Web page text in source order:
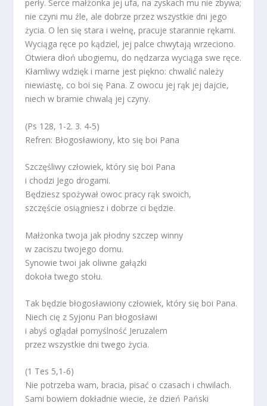
perły. Serce małżonka jej ufa, na zyskach mu nie zbywa;
nie czyni mu źle, ale dobrze przez wszystkie dni jego
życia. O len się stara i wełnę, pracuje starannie rękami.
Wyciąga ręce po kądziel, jej palce chwytają wrzeciono.
Otwiera dłoń ubogiemu, do nędzarza wyciąga swe ręce.
Kłamliwy wdzięk i marne jest piękno: chwalić należy
niewiastę, co boi się Pana. Z owocu jej rąk jej dajcie,
niech w bramie chwalą jej czyny.
(Ps 128, 1-2. 3. 4-5)
Refren: Błogosławiony, kto się boi Pana
Szczęśliwy człowiek, który się boi Pana
i chodzi Jego drogami.
Będziesz spożywał owoc pracy rąk swoich,
szczęście osiągniesz i dobrze ci będzie.
Małżonka twoja jak płodny szczep winny
w zaciszu twojego domu.
Synowie twoi jak oliwne gałązki
dokoła twego stołu.
Tak będzie błogosławiony człowiek, który się boi Pana.
Niech cię z Syjonu Pan błogosławi
i abyś oglądał pomyślność Jeruzalem
przez wszystkie dni twego życia.
(1 Tes 5,1-6)
Nie potrzeba wam, bracia, pisać o czasach i chwilach.
Sami bowiem dokładnie wiecie, że dzień Pański